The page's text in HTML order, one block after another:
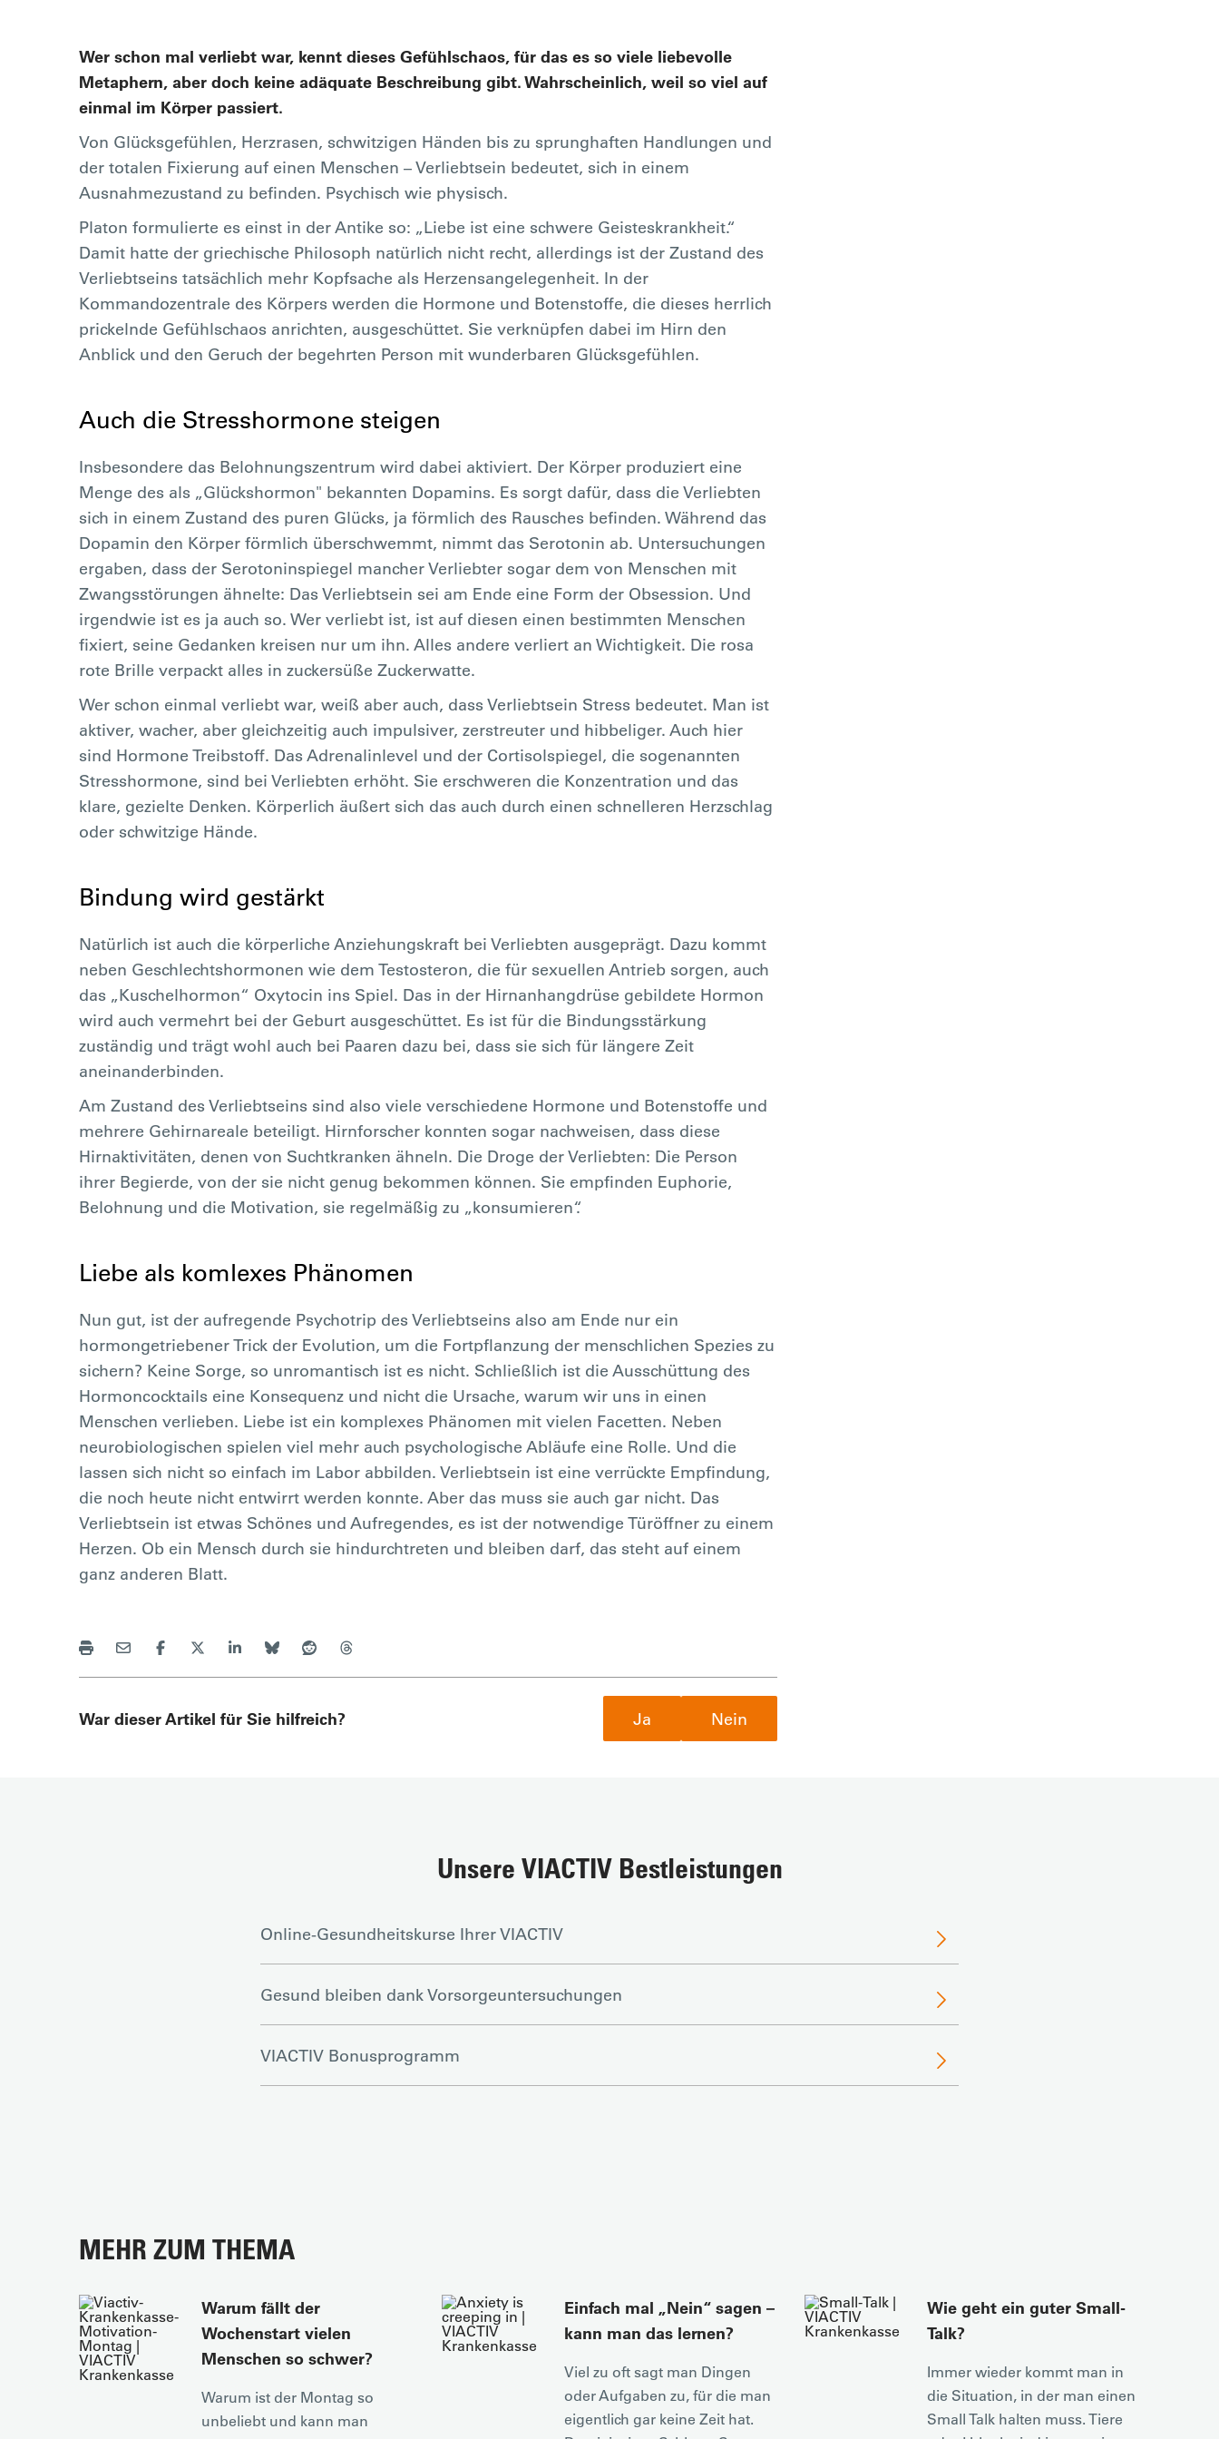
Wer schon mal verliebt war, kennt dieses Gefühlschaos, für das es so viele liebevolle
Metaphern, aber doch keine adäquate Beschreibung gibt. Wahrscheinlich, weil so viel auf
einmal im Körper passiert.
Von Glücksgefühlen, Herzrasen, schwitzigen Händen bis zu sprunghaften Handlungen und
der totalen Fixierung auf einen Menschen – Verliebtsein bedeutet, sich in einem
Ausnahmezustand zu befinden. Psychisch wie physisch.
Platon formulierte es einst in der Antike so: „Liebe ist eine schwere Geisteskrankheit.“
Damit hatte der griechische Philosoph natürlich nicht recht, allerdings ist der Zustand des
Verliebtseins tatsächlich mehr Kopfsache als Herzensangelegenheit. In der
Kommandozentrale des Körpers werden die Hormone und Botenstoffe, die dieses herrlich
prickelnde Gefühlschaos anrichten, ausgeschüttet. Sie verknüpfen dabei im Hirn den
Anblick und den Geruch der begehrten Person mit wunderbaren Glücksgefühlen.
Auch die Stresshormone steigen
Insbesondere das Belohnungszentrum wird dabei aktiviert. Der Körper produziert eine
Menge des als „Glückshormon" bekannten Dopamins. Es sorgt dafür, dass die Verliebten
sich in einem Zustand des puren Glücks, ja förmlich des Rausches befinden. Während das
Dopamin den Körper förmlich überschwemmt, nimmt das Serotonin ab. Untersuchungen
ergaben, dass der Serotoninspiegel mancher Verliebter sogar dem von Menschen mit
Zwangsstörungen ähnelte: Das Verliebtsein sei am Ende eine Form der Obsession. Und
irgendwie ist es ja auch so. Wer verliebt ist, ist auf diesen einen bestimmten Menschen
fixiert, seine Gedanken kreisen nur um ihn. Alles andere verliert an Wichtigkeit. Die rosa
rote Brille verpackt alles in zuckersüße Zuckerwatte.
Wer schon einmal verliebt war, weiß aber auch, dass Verliebtsein Stress bedeutet. Man ist
aktiver, wacher, aber gleichzeitig auch impulsiver, zerstreuter und hibbeliger. Auch hier
sind Hormone Treibstoff. Das Adrenalinlevel und der Cortisolspiegel, die sogenannten
Stresshormone, sind bei Verliebten erhöht. Sie erschweren die Konzentration und das
klare, gezielte Denken. Körperlich äußert sich das auch durch einen schnelleren Herzschlag
oder schwitzige Hände.
Bindung wird gestärkt
Natürlich ist auch die körperliche Anziehungskraft bei Verliebten ausgeprägt. Dazu kommt
neben Geschlechtshormonen wie dem Testosteron, die für sexuellen Antrieb sorgen, auch
das „Kuschelhormon“ Oxytocin ins Spiel. Das in der Hirnanhangdrüse gebildete Hormon
wird auch vermehrt bei der Geburt ausgeschüttet. Es ist für die Bindungsstärkung
zuständig und trägt wohl auch bei Paaren dazu bei, dass sie sich für längere Zeit
aneinanderbinden.
Am Zustand des Verliebtseins sind also viele verschiedene Hormone und Botenstoffe und
mehrere Gehirnareale beteiligt. Hirnforscher konnten sogar nachweisen, dass diese
Hirnaktivitäten, denen von Suchtkranken ähneln. Die Droge der Verliebten: Die Person
ihrer Begierde, von der sie nicht genug bekommen können. Sie empfinden Euphorie,
Belohnung und die Motivation, sie regelmäßig zu „konsumieren“.
Liebe als komlexes Phänomen
Nun gut, ist der aufregende Psychotrip des Verliebtseins also am Ende nur ein
hormongetriebener Trick der Evolution, um die Fortpflanzung der menschlichen Spezies zu
sichern? Keine Sorge, so unromantisch ist es nicht. Schließlich ist die Ausschüttung des
Hormoncocktails eine Konsequenz und nicht die Ursache, warum wir uns in einen
Menschen verlieben. Liebe ist ein komplexes Phänomen mit vielen Facetten. Neben
neurobiologischen spielen viel mehr auch psychologische Abläufe eine Rolle. Und die
lassen sich nicht so einfach im Labor abbilden. Verliebtsein ist eine verrückte Empfindung,
die noch heute nicht entwirrt werden konnte. Aber das muss sie auch gar nicht. Das
Verliebtsein ist etwas Schönes und Aufregendes, es ist der notwendige Türöffner zu einem
Herzen. Ob ein Mensch durch sie hindurchtreten und bleiben darf, das steht auf einem
ganz anderen Blatt.
War dieser Artikel für Sie hilfreich? Ja Nein
Unsere VIACTIV Bestleistungen
Online-Gesundheitskurse Ihrer VIACTIV
Gesund bleiben dank Vorsorgeuntersuchungen
VIACTIV Bonusprogramm
MEHR ZUM THEMA
Warum fällt der
Wochenstart vielen
Menschen so schwer?
Warum ist der Montag so
unbeliebt und kann man
Einfach mal „Nein“ sagen –
kann man das lernen?
Viel zu oft sagt man Dingen
oder Aufgaben zu, für die man
eigentlich gar keine Zeit hat.
Wie geht ein guter Small-
Talk?
Immer wieder kommt man in
die Situation, in der man einen
Small Talk halten muss. Tiere